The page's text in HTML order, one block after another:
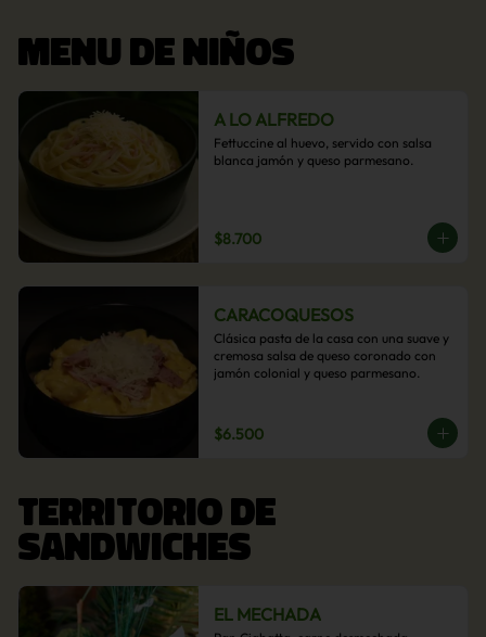
MENU DE NIÑOS
A LO ALFREDO
Fettuccine al huevo, servido con salsa
blanca jamón y queso parmesano.
$8.700
CARACOQUESOS
Clásica pasta de la casa con una suave y
cremosa salsa de queso coronado con
jamón colonial y queso parmesano.
$6.500
TERRITORIO DE
SANDWICHES
EL MECHADA